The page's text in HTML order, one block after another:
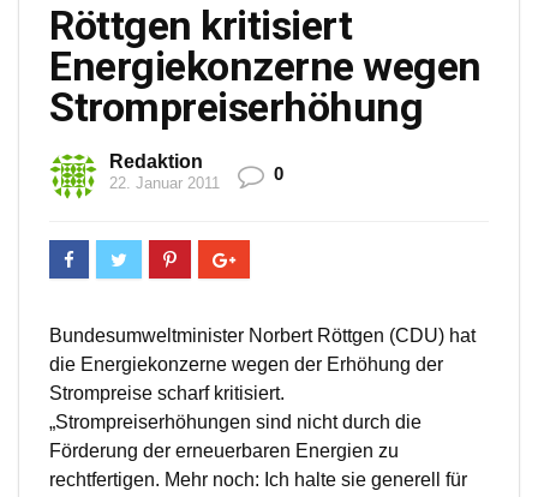
Röttgen kritisiert
Energiekonzerne wegen
Strompreiserhöhung
Redaktion
22. Januar 2011 0
Bundesumweltminister Norbert Röttgen (CDU) hat
die Energiekonzerne wegen der Erhöhung der
Strompreise scharf kritisiert.
„Strompreiserhöhungen sind nicht durch die
Förderung der erneuerbaren Energien zu
rechtfertigen. Mehr noch: Ich halte sie generell für